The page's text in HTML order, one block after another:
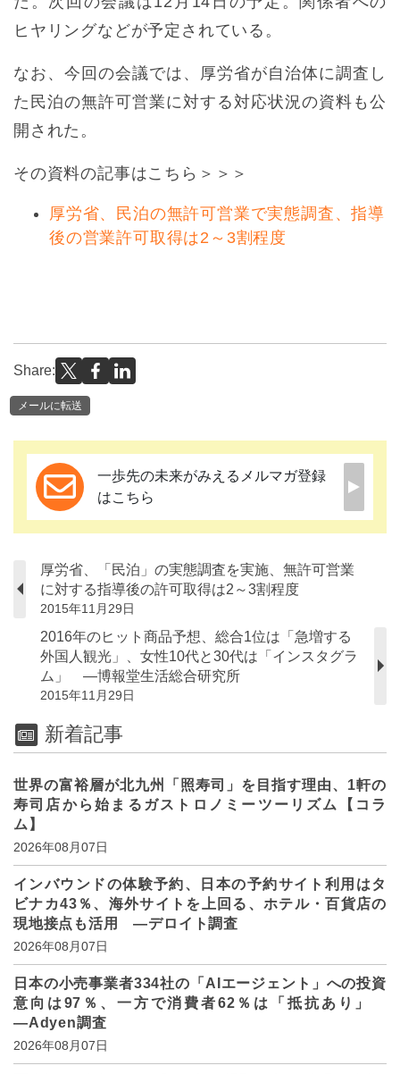
ヒヤリングなどが予定されている。
なお、今回の会議では、厚労省が自治体に調査し
た民泊の無許可営業に対する対応状況の資料も公
開された。
その資料の記事はこちら＞＞＞
厚労省、民泊の無許可営業で実態調査、指導
後の営業許可取得は2～3割程度
Share:
メールに転送
一歩先の未来がみえるメルマガ登録
はこちら
厚労省、「民泊」の実態調査を実施、無許可営業
に対する指導後の許可取得は2～3割程度
2015年11月29日
2016年のヒット商品予想、総合1位は「急増する
外国人観光」、女性10代と30代は「インスタグラ
ム」 ―博報堂生活総合研究所
2015年11月29日
新着記事
世界の富裕層が北九州「照寿司」を目指す理由、1軒の
寿司店から始まるガストロノミーツーリズム【コラ
ム】
2026年08月07日
インバウンドの体験予約、日本の予約サイト利用はタ
ビナカ43％、海外サイトを上回る、ホテル・百貨店の
現地接点も活用 ―デロイト調査
2026年08月07日
日本の小売事業者334社の「AIエージェント」への投資
意向は97％、一方で消費者62％は「抵抗あり」
―Adyen調査
2026年08月07日